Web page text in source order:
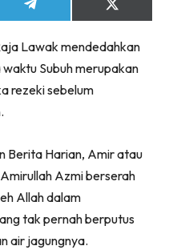
Share
on
Share
on
(Twitter)
Lawak mendedahkan
Subuh merupakan
rezeki sebelum
Berita Harian, Amir atau
Azmi berserah
Allah dalam
tak pernah berputus
air jagungnya.